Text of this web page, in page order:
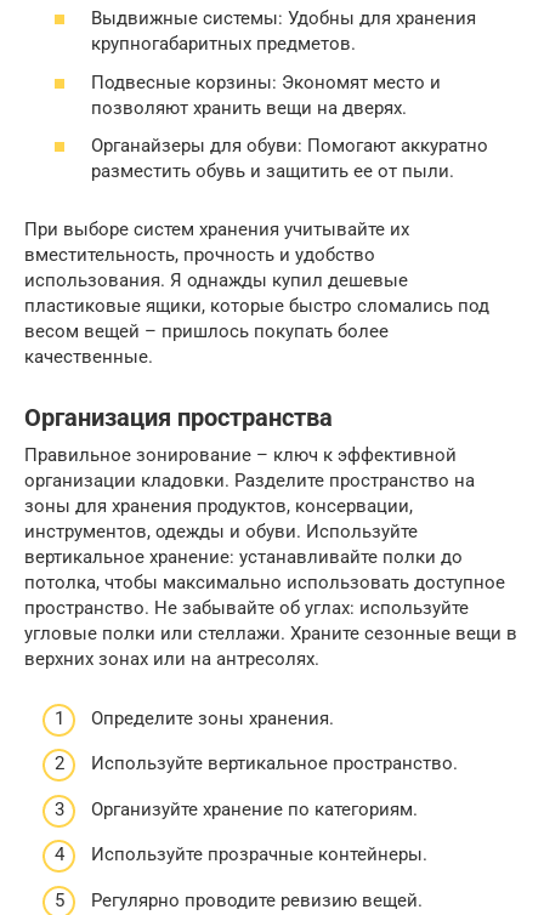
Выдвижные системы: Удобны для хранения
крупногабаритных предметов.
Подвесные корзины: Экономят место и
позволяют хранить вещи на дверях.
Органайзеры для обуви: Помогают аккуратно
разместить обувь и защитить ее от пыли.
При выборе систем хранения учитывайте их
вместительность, прочность и удобство
использования. Я однажды купил дешевые
пластиковые ящики, которые быстро сломались под
весом вещей – пришлось покупать более
качественные.
Организация пространства
Правильное зонирование – ключ к эффективной
организации кладовки. Разделите пространство на
зоны для хранения продуктов, консервации,
инструментов, одежды и обуви. Используйте
вертикальное хранение: устанавливайте полки до
потолка, чтобы максимально использовать доступное
пространство. Не забывайте об углах: используйте
угловые полки или стеллажи. Храните сезонные вещи в
верхних зонах или на антресолях.
Определите зоны хранения.
Используйте вертикальное пространство.
Организуйте хранение по категориям.
Используйте прозрачные контейнеры.
Регулярно проводите ревизию вещей.